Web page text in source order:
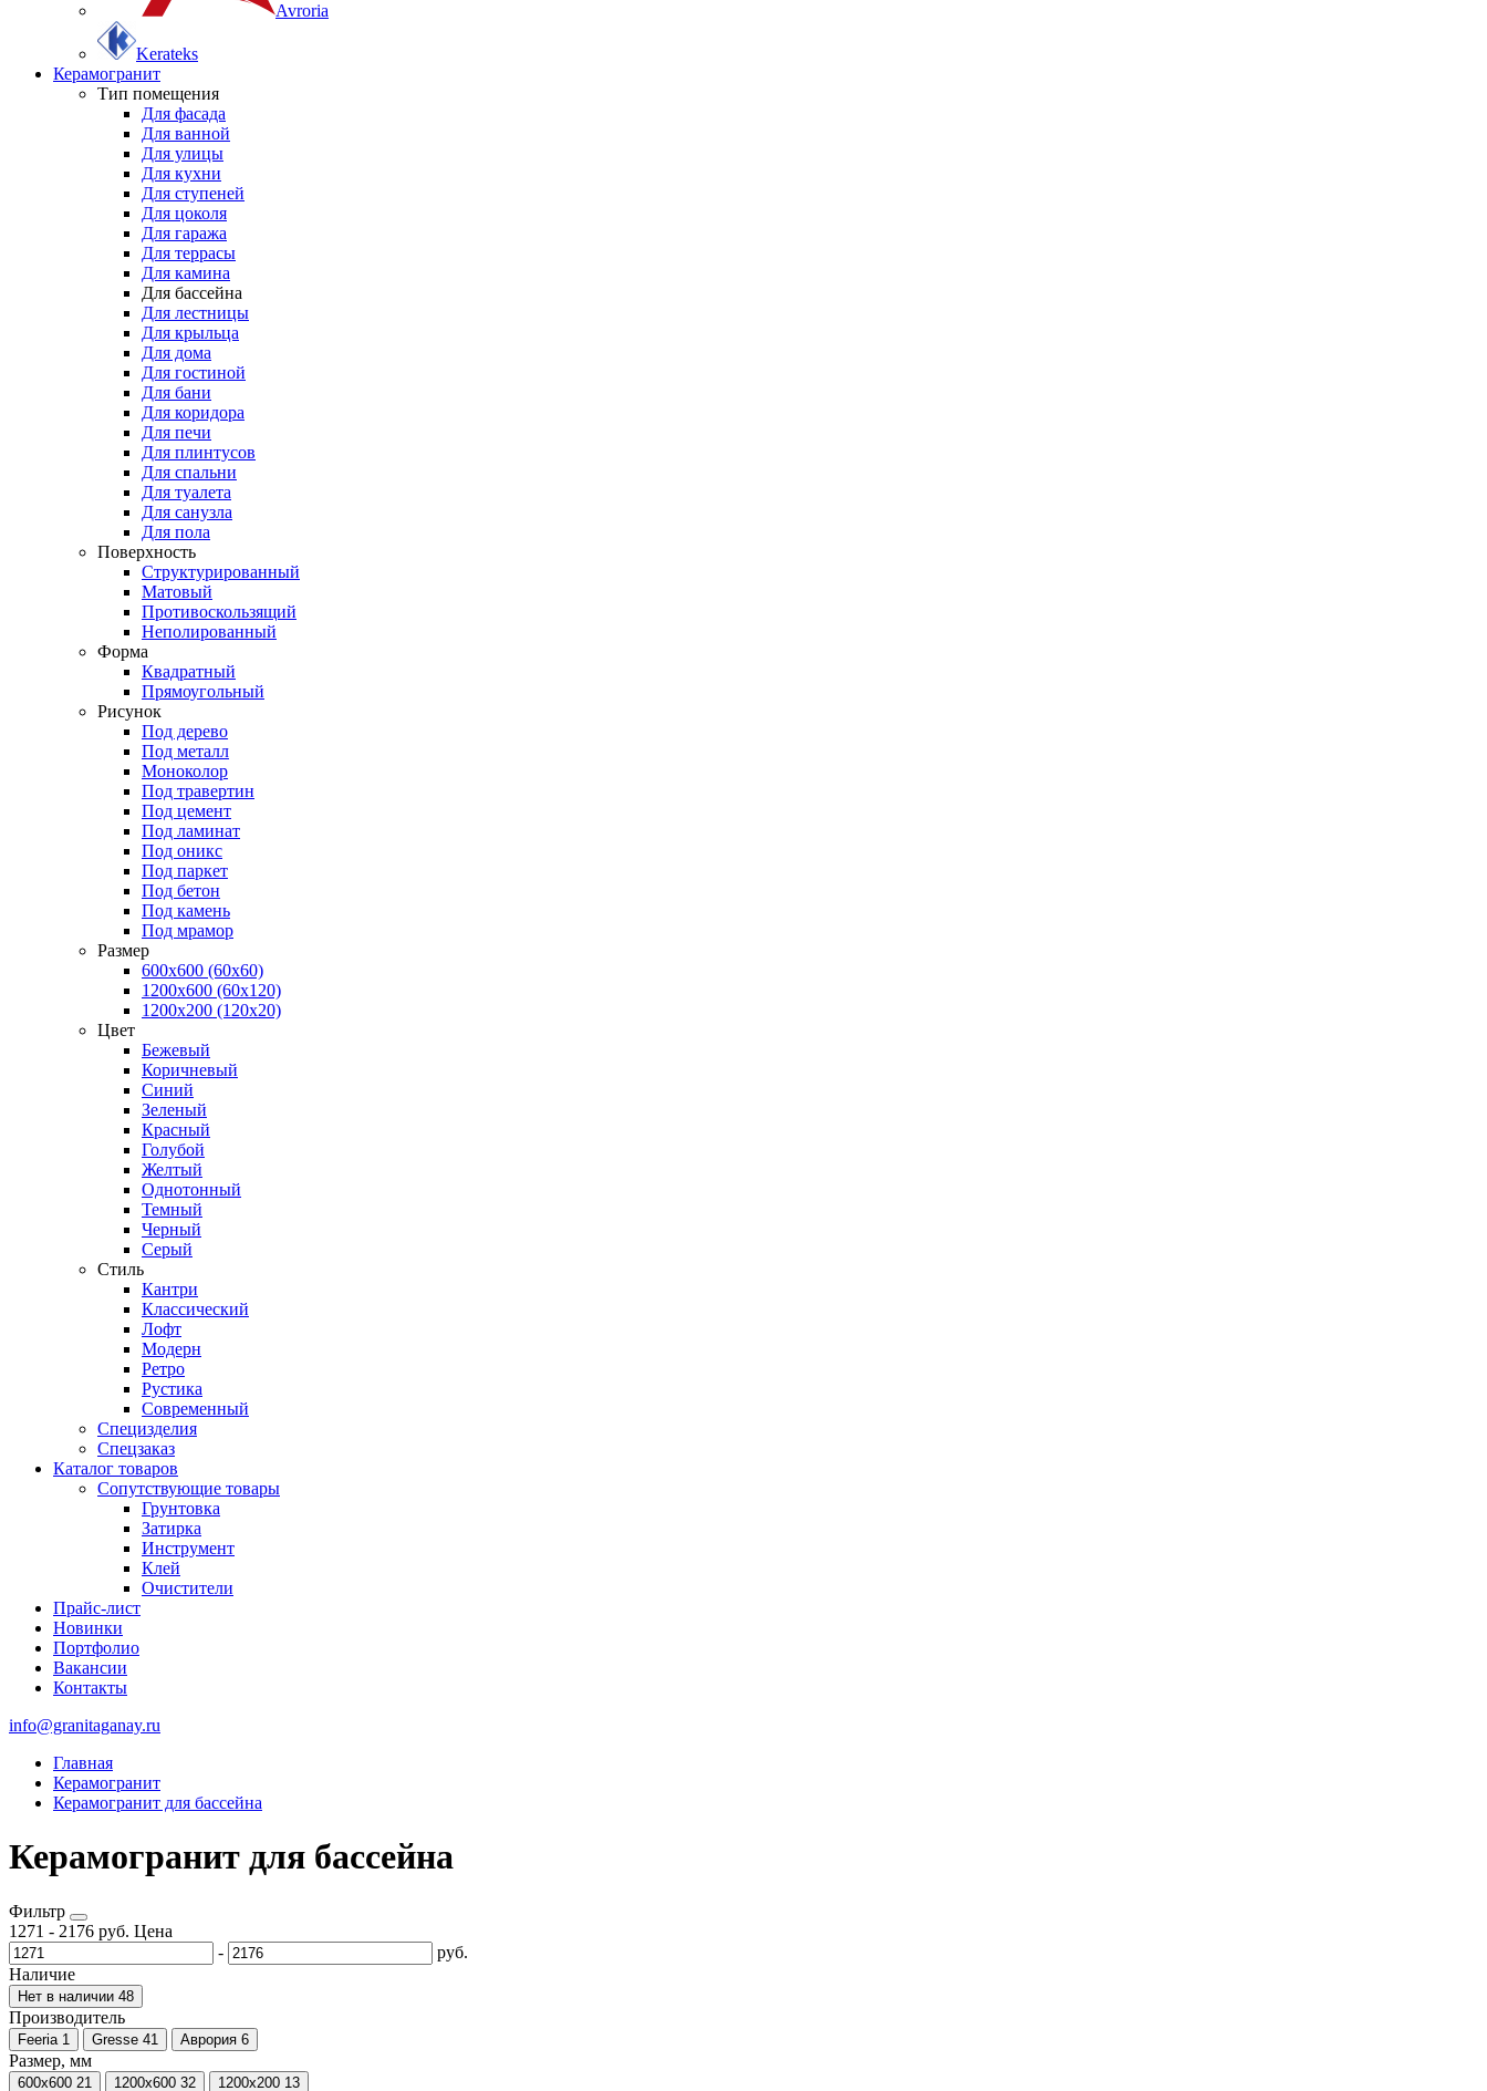
Avroria
Kerateks
Керамогранит
Тип помещения
Для фасада
Для ванной
Для улицы
Для кухни
Для ступеней
Для цоколя
Для гаража
Для террасы
Для камина
Для бассейна
Для лестницы
Для крыльца
Для дома
Для гостиной
Для бани
Для коридора
Для печи
Для плинтусов
Для спальни
Для туалета
Для санузла
Для пола
Поверхность
Структурированный
Матовый
Противоскользящий
Неполированный
Форма
Квадратный
Прямоугольный
Рисунок
Под дерево
Под металл
Моноколор
Под травертин
Под цемент
Под ламинат
Под оникс
Под паркет
Под бетон
Под камень
Под мрамор
Размер
600х600 (60x60)
1200х600 (60x120)
1200х200 (120x20)
Цвет
Бежевый
Коричневый
Синий
Зеленый
Красный
Голубой
Желтый
Однотонный
Темный
Черный
Серый
Стиль
Кантри
Классический
Лофт
Модерн
Ретро
Рустика
Современный
Специзделия
Спецзаказ
Каталог товаров
Сопутствующие товары
Грунтовка
Затирка
Инструмент
Клей
Очистители
Прайс-лист
Новинки
Портфолио
Вакансии
Контакты
info@granitaganay.ru
Главная
Керамогранит
Керамогранит для бассейна
Керамогранит для бассейна
Фильтр
1271 - 2176 руб. Цена
-
руб.
Наличие
Нет в наличии 48
Производитель
Feeria 1 Gresse 41 Аврория 6
Размер, мм
600х600 21 1200х600 32 1200х200 13